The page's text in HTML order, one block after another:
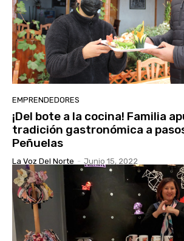
EMPRENDEDORES
¡Del bote a la cocina! Familia
tradición gastronómica a
Peñuelas
La Voz Del Norte - Junio 15, 2022